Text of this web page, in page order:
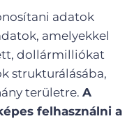
adatok
amelyekkel
dollármilliókat
strukturálásába,
területre. A
felhasználni a